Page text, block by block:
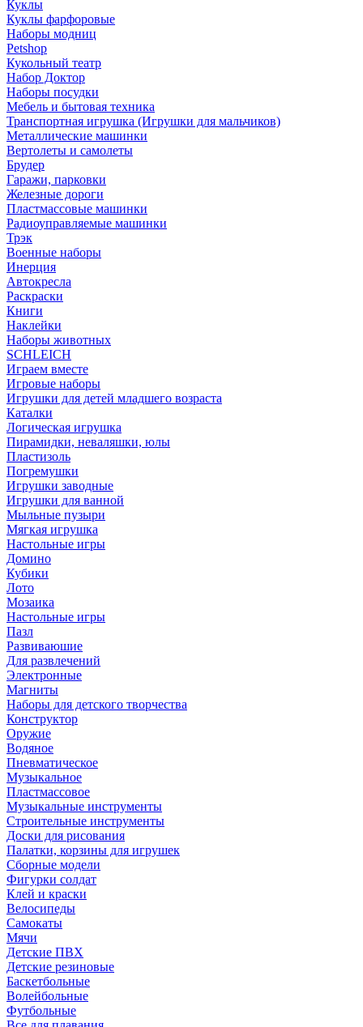
Куклы
Куклы фарфоровые
Наборы модниц
Petshop
Кукольный театр
Набор Доктор
Наборы посудки
Мебель и бытовая техника
Транспортная игрушка (Игрушки для мальчиков)
Металлические машинки
Вертолеты и самолеты
Брудер
Гаражи, парковки
Железные дороги
Пластмассовые машинки
Радиоуправляемые машинки
Трэк
Военные наборы
Инерция
Автокресла
Раскраски
Книги
Наклейки
Наборы животных
SCHLEICH
Играем вместе
Игровые наборы
Игрушки для детей младшего возраста
Каталки
Логическая игрушка
Пирамидки, неваляшки, юлы
Пластизоль
Погремушки
Игрушки заводные
Игрушки для ванной
Мыльные пузыри
Мягкая игрушка
Настольные игры
Домино
Кубики
Лото
Мозаика
Настольные игры
Пазл
Развиваюшие
Для развлечений
Электронные
Магниты
Наборы для детского творчества
Конструктор
Оружие
Водяное
Пневматическое
Музыкальное
Пластмассовое
Музыкальные инструменты
Строительные инструменты
Доски для рисования
Палатки, корзины для игрушек
Сборные модели
Фигурки солдат
Клей и краски
Велосипеды
Самокаты
Мячи
Детские ПВХ
Детские резиновые
Баскетбольные
Волейбольные
Футбольные